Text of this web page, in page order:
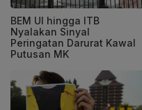
BEM UI hingga ITB
Nyalakan Sinyal
Peringatan Darurat Kawal
Putusan MK